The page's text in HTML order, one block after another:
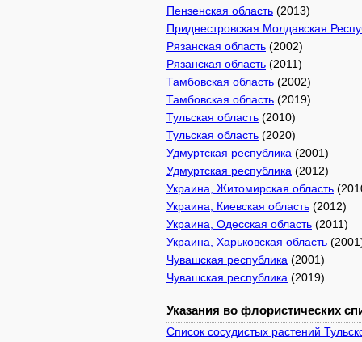
Пензенская область (2013)
Приднестровская Молдавская
Рязанская область (2002)
Рязанская область (2011)
Тамбовская область (2002)
Тамбовская область (2019)
Тульская область (2010)
Тульская область (2020)
Удмуртская республика (2001)
Удмуртская республика (2012)
Украина, Житомирская область
Украина, Киевская область (2012)
Украина, Одесская область (2011)
Украина, Харьковская область
Чувашская республика (2001)
Чувашская республика (2019)
Указания во флористических
Список сосудистых растений